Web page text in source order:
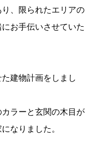
、限られたエリアの
お手伝いさせていた
建物計画をしまし
ラーと玄関の木目が
なりました。